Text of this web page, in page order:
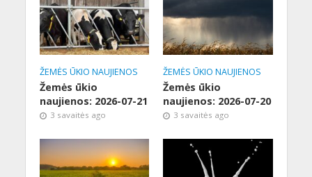
ŽEMĖS ŪKIO NAUJIENOS
Žemės ūkio
naujienos: 2026-07-21
3 savaitės ago
ŽEMĖS ŪKIO NAUJIENOS
Žemės ūkio
naujienos: 2026-07-20
3 savaitės ago